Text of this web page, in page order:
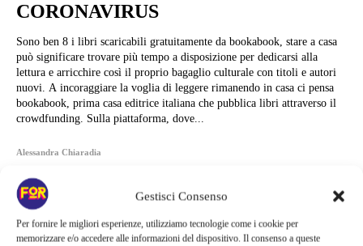
Gestisci Consenso
Per fornire le migliori esperienze, utilizziamo tecnologie come i cookie per
memorizzare e/o accedere alle informazioni del dispositivo. Il consenso a queste
CORONAVIRUS
Sono ben 8 i libri scaricabili gratuitamente da bookabook, stare a casa
può significare trovare più tempo a disposizione per dedicarsi alla
lettura e arricchire così il proprio bagaglio culturale con titoli e autori
nuovi. A incoraggiare la voglia di leggere rimanendo in casa ci pensa
bookabook, prima casa editrice italiana che pubblica libri attraverso il
crowdfunding. Sulla piattaforma, dove...
Alessandra Chiaradia